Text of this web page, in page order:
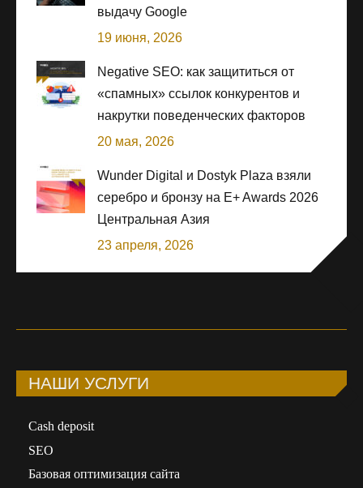
выдачу Google
19 июня, 2026
Negative SEO: как защититься от
«спамных» ссылок конкурентов и
накрутки поведенческих факторов
20 мая, 2026
Wunder Digital и Dostyk Plaza взяли
серебро и бронзу на E+ Awards 2026
Центральная Азия
23 апреля, 2026
НАШИ УСЛУГИ
Сash deposit
SEO
Базовая оптимизация сайта